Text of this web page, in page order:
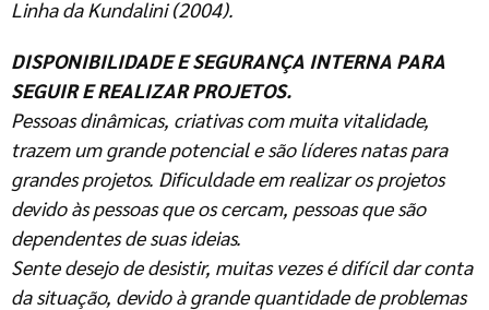
Linha da Kundalini (2004).
DISPONIBILIDADE E SEGURANÇA INTERNA PARA
SEGUIR E REALIZAR PROJETOS.
Pessoas dinâmicas, criativas com muita vitalidade,
trazem um grande potencial e são líderes natas para
grandes projetos. Dificuldade em realizar os projetos
devido às pessoas que os cercam, pessoas que são
dependentes de suas ideias.
Sente desejo de desistir, muitas vezes é difícil dar conta
da situação, devido à grande quantidade de problemas